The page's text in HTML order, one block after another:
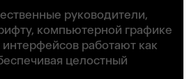
руководители,
компьютерной графике
работают как
целостный